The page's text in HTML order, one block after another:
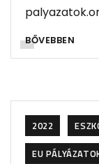
BŐVEBBEN
2022
EU